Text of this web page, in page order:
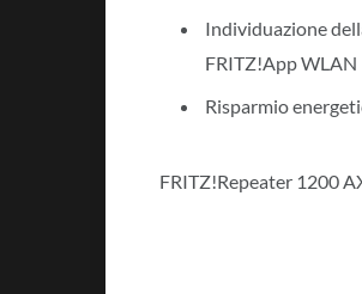
Individuazione
FRITZ!App WLAN
Risparmio
FRITZ!Repeater 1200